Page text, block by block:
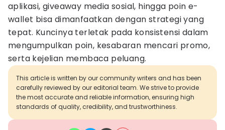
aplikasi, giveaway media sosial, hingga poin e-
wallet bisa dimanfaatkan dengan strategi yang
tepat. Kuncinya terletak pada konsistensi dalam
mengumpulkan poin, kesabaran mencari promo,
serta kejelian membaca peluang.
This article is written by our community writers and has been
carefully reviewed by our editorial team. We strive to provide
the most accurate and reliable information, ensuring high
standards of quality, credibility, and trustworthiness.